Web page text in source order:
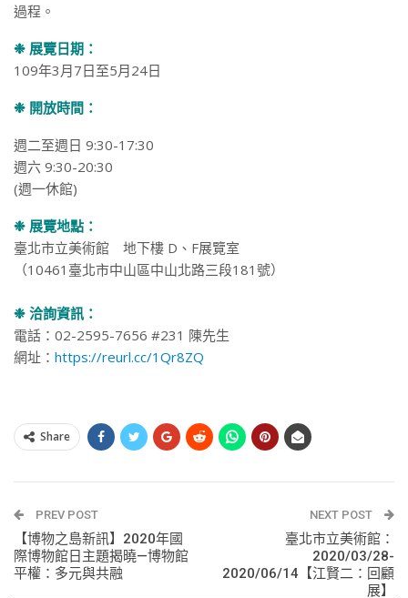
過程。
❉ 展覽日期：
109年3月7日至5月24日
❉ 開放時間：
週二至週日 9:30-17:30
週六 9:30-20:30
(週一休館)
❉ 展覽地點：
臺北市立美術館 地下樓 D、F展覽室
（10461臺北市中山區中山北路三段181號）
❉ 洽詢資訊：
電話：02-2595-7656 #231 陳先生
網址： https://reurl.cc/1Qr8ZQ
Share
PREV POST
【博物之島新訊】2020年國
際博物館日主題揭曉—博物館
平權：多元與共融
NEXT POST
臺北市立美術館：
2020/03/28-
2020/06/14【江賢二：回顧
展】